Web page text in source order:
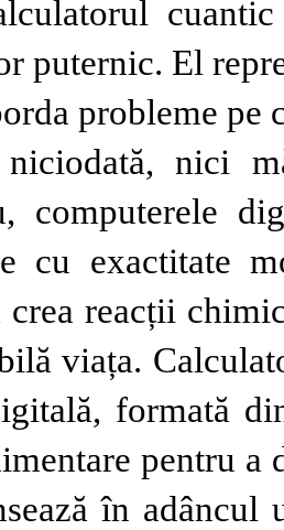
puternic. El
probleme pe
niciodată, nici
computerele
cu exactitate
crea reacții
viața.
formată
pentru a
în